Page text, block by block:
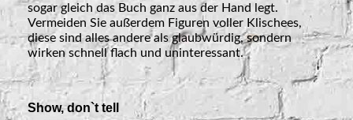
sogar gleich das Buch ganz aus der Hand legt.
Vermeiden Sie außerdem Figuren voller Klischees,
diese sind alles andere als glaubwürdig, sondern
wirken schnell flach und uninteressant.
Show, don`t tell